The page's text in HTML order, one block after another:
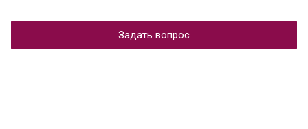
Задать вопрос